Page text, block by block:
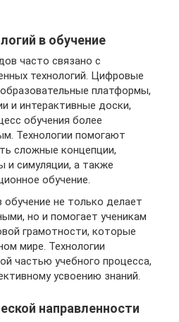
в обучение
часто связано с
технологий. Цифровые
платформы,
и интерактивные доски,
обучения более
Технологии помогают
сложные концепции,
и симуляции, а также
обучение.
обучение не только делает
но и помогает ученикам
грамотности, которые
мире. Технологии
частью учебного процесса,
усвоению знаний.
направленности